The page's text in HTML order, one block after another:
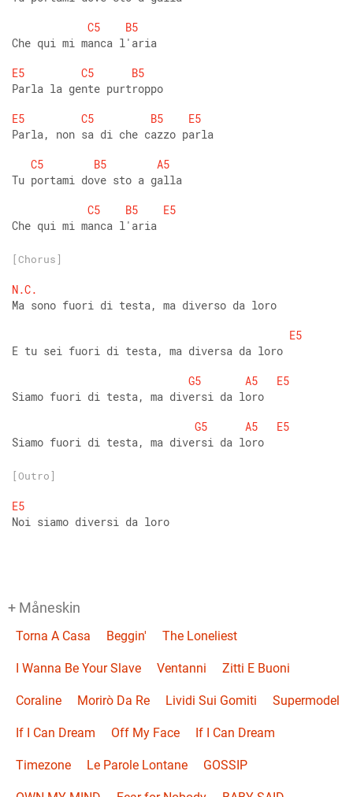
C5
B5
Che qui mi manca l'aria
E5
C5
B5
Parla la gente purtroppo
E5
C5 B5
E5
Parla, non sa di che cazzo parla
C5
B5
A5
Tu portami dove sto a galla
C5
B5
E5
Che qui mi manca l'aria
[Chorus]
N.C.
Ma sono fuori di testa, ma diverso da loro
E5
E tu sei fuori di testa, ma diversa da loro
G5
A5
E5
Siamo fuori di testa, ma diversi da loro
G5
A5
E5
Siamo fuori di testa, ma diversi da loro
[Outro]
E5
Noi siamo diversi da loro
+ Måneskin
Torna A Casa Beggin' The Loneliest
I Wanna Be Your Slave Ventanni Zitti E Buoni
Coraline Morirò Da Re Lividi Sui Gomiti Supermodel
If I Can Dream Off My Face If I Can Dream
Timezone Le Parole Lontane GOSSIP